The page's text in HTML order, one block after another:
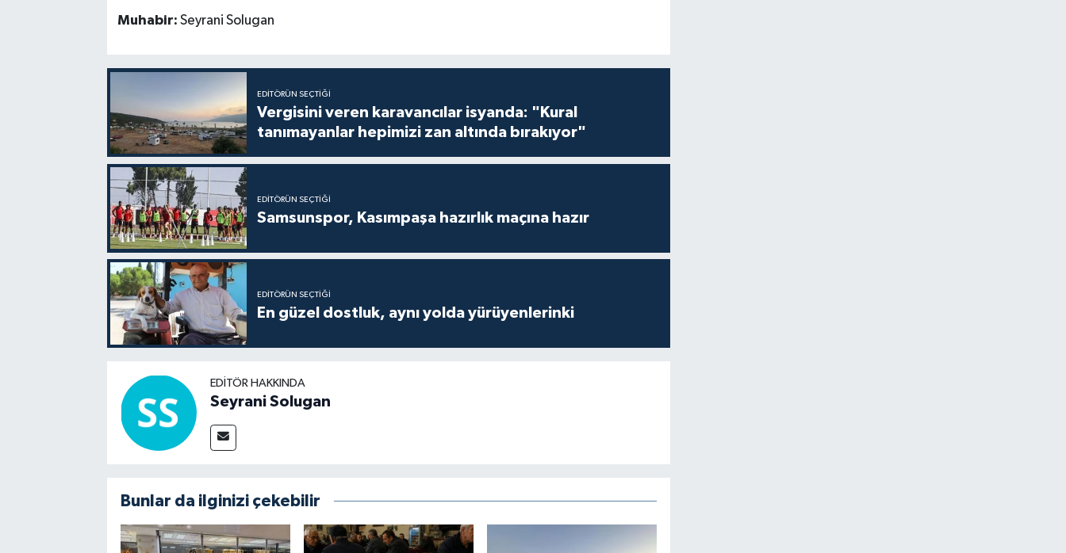
Muhabir: Seyrani Solugan
EDITÖRÜN SEÇTIĞI
Vergisini veren karavancılar isyanda: "Kural
tanımayanlar hepimizi zan altında bırakıyor"
EDITÖRÜN SEÇTIĞI
Samsunspor, Kasımpaşa hazırlık maçına hazır
EDITÖRÜN SEÇTIĞI
En güzel dostluk, aynı yolda yürüyenlerinki
EDITÖR HAKKINDA
Seyrani Solugan
Bunlar da ilginizi çekebilir